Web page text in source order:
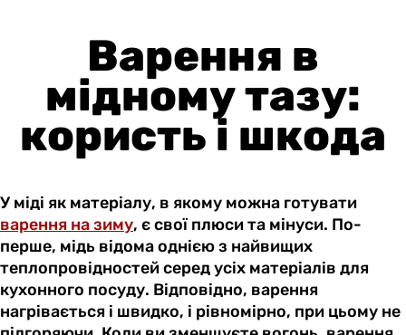
Варення в
мідному тазу:
користь і шкода
У міді як матеріалу, в якому можна готувати
варення на зиму, є свої плюси та мінуси. По-
перше, мідь відома однією з найвищих
теплопровідностей серед усіх матеріалів для
кухонного посуду. Відповідно, варення
нагрівається і швидко, і рівномірно, при цьому не